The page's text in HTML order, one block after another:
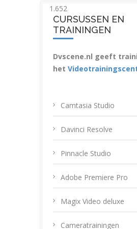
1.652
CURSUSSEN EN
TRAININGEN
Dvscene.nl geeft
het
Camtasia Studio
Davinci Resolve
Pinnacle Studio
Adobe Premiere Pro
Magix Video deluxe
Cameratrainingen